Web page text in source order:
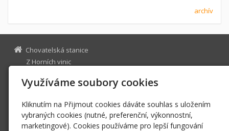
archív
Chovatelská stanice
Z Horních vinic
Kly 277 41
cuvaci@zhornichvinic.cz
papilloni@zhornichvinic.cz
www.zhornichvinic.cz/
Využíváme soubory cookies
Kliknutím na Přijmout cookies dáváte souhlas s uložením
vybraných cookies (nutné, preferenční, výkonnostní,
marketingové). Cookies používáme pro lepší fungování